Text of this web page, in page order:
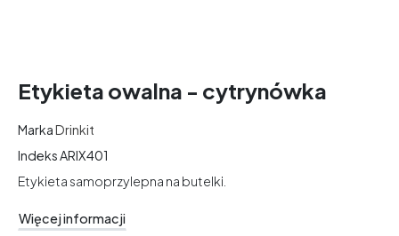
Etykieta owalna - cytrynówka
MarkaDrinkit
IndeksARIX401
Etykieta samoprzylepna na butelki.
Więcej informacji